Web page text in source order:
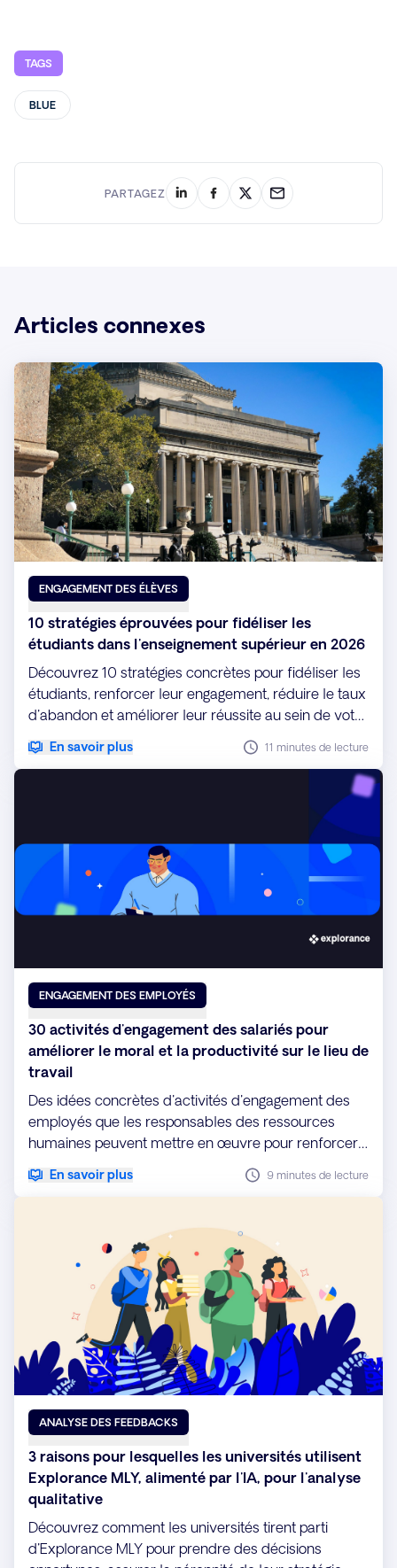
TAGS
BLUE
PARTAGEZ
Articles connexes
ENGAGEMENT DES ÉLÈVES
10 stratégies éprouvées pour fidéliser les
étudiants dans l'enseignement supérieur en 2026
Découvrez 10 stratégies concrètes pour fidéliser les
étudiants, renforcer leur engagement, réduire le taux
d'abandon et améliorer leur réussite au sein de votre
En savoir plus 11 minutes de lecture
ENGAGEMENT DES EMPLOYÉS
30 activités d'engagement des salariés pour
améliorer le moral et la productivité sur le lieu de
travail
Des idées concrètes d'activités d'engagement des
employés que les responsables des ressources
humaines peuvent mettre en œuvre pour renforcer
productivité sur le lieu de travail.
En savoir plus 9 minutes de lecture
ANALYSE DES FEEDBACKS
3 raisons pour lesquelles les universités utilisent
Explorance MLY, alimenté par l'IA, pour l'analyse
qualitative
Découvrez comment les universités tirent parti
d'Explorance MLY pour prendre des décisions